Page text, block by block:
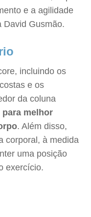
e a agilidade
David Gusmão.
incluindo os
e os
da coluna
melhor
. Além disso,
corporal, à medida
uma posição
exercício.